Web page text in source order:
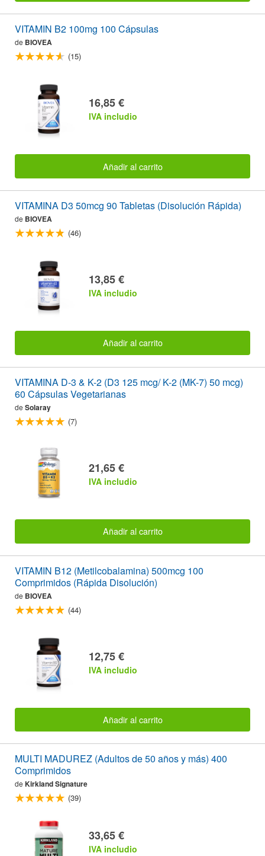
VITAMIN B2 100mg 100 Cápsulas
de BIOVEA
(15)
16,85 €
IVA includio
Añadir al carrito
VITAMINA D3 50mcg 90 Tabletas (Disolución Rápida)
de BIOVEA
(46)
13,85 €
IVA includio
Añadir al carrito
VITAMINA D-3 & K-2 (D3 125 mcg/ K-2 (MK-7) 50 mcg)
60 Cápsulas Vegetarianas
de Solaray
(7)
21,65 €
IVA includio
Añadir al carrito
VITAMIN B12 (Metilcobalamina) 500mcg 100
Comprimidos (Rápida Disolución)
de BIOVEA
(44)
12,75 €
IVA includio
Añadir al carrito
MULTI MADUREZ (Adultos de 50 años y más) 400
Comprimidos
de Kirkland Signature
(39)
33,65 €
IVA includio